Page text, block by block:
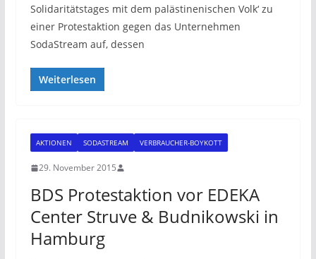
Solidaritätstages mit dem palästinenischen Volk‘ zu
einer Protestaktion gegen das Unternehmen
SodaStream auf, dessen
Weiterlesen
AKTIONEN SODASTREAM VERBRAUCHER-BOYKOTT
29. November 2015
BDS Protestaktion vor EDEKA
Center Struve & Budnikowski in
Hamburg